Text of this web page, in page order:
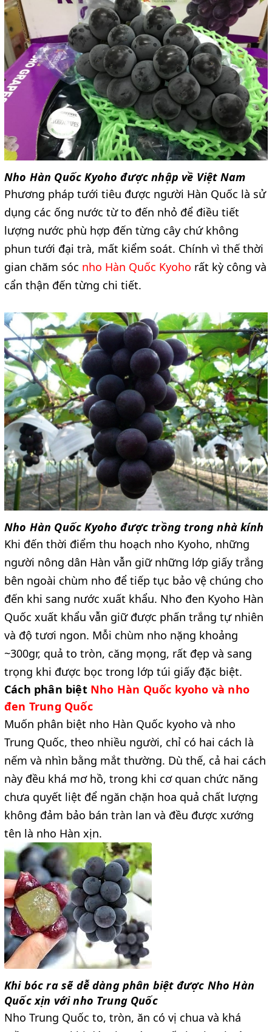
Nho Hàn Quốc Kyoho được nhập về Việt Nam
Phương pháp tưới tiêu được người Hàn Quốc là sử
dụng các ống nước từ to đến nhỏ để điều tiết
lượng nước phù hợp đến từng cây chứ không
phun tưới đại trà, mất kiểm soát. Chính vì thế thời
gian chăm sóc nho Hàn Quốc Kyoho rất kỳ công và
cẩn thận đến từng chi tiết.
Nho Hàn Quốc Kyoho được trồng trong nhà kính
Khi đến thời điểm thu hoạch nho Kyoho, những
người nông dân Hàn vẫn giữ những lớp giấy trắng
bên ngoài chùm nho để tiếp tục bảo vệ chúng cho
đến khi sang nước xuất khẩu. Nho đen Kyoho Hàn
Quốc xuất khẩu vẫn giữ được phấn trắng tự nhiên
và độ tươi ngon. Mỗi chùm nho nặng khoảng
~300gr, quả to tròn, căng mọng, rất đẹp và sang
trọng khi được bọc trong lớp túi giấy đặc biệt.
Cách phân biệt Nho Hàn Quốc kyoho và nho
đen Trung Quốc
Muốn phân biệt nho Hàn Quốc kyoho và nho
Trung Quốc, theo nhiều người, chỉ có hai cách là
nếm và nhìn bằng mắt thường. Dù thế, cả hai cách
này đều khá mơ hồ, trong khi cơ quan chức năng
chưa quyết liệt để ngăn chặn hoa quả chất lượng
không đảm bảo bán tràn lan và đều được xướng
tên là nho Hàn xịn.
Khi bóc ra sẽ dễ dàng phân biệt được Nho Hàn
Quốc xịn với nho Trung Quốc
Nho Trung Quốc to, tròn, ăn có vị chua và khá